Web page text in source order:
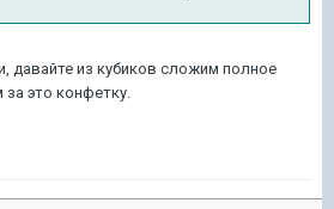
давайте из кубиков сложим полное
это конфетку.